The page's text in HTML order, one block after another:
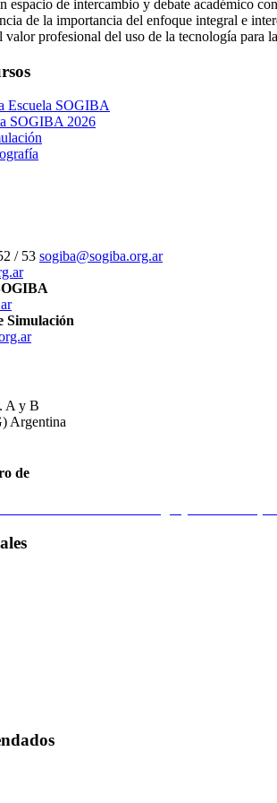
espacio de intercambio y debate académico
de la importancia del enfoque integral e
valor profesional del uso de la tecnología para
Escuela SOGIBA
SOGIBA 2026
/ 53 sogiba@sogiba.org.ar
Simulación
A y B
Argentina
de